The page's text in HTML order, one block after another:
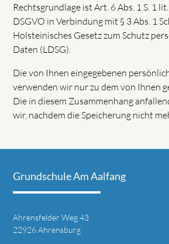
Rechtsgrundlage ist Art. 6 Abs. 1 S. 1
DSGVO in Verbindung mit § 3 Abs. 1
Holsteinisches Gesetz zum Schutz
Daten (LDSG).
Die von Ihnen eingegebenen
verwenden wir nur zu dem von Ihnen
Die in diesem Zusammenhang
wir, nachdem die Speicherung nicht
Grundschule Am Aalfang
Ahrensfelder Weg 43
22926 Ahrensburg